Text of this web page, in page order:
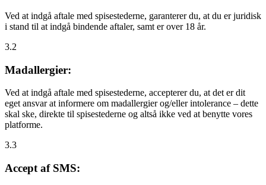
Ved at indgå aftale med spisestederne, garanterer du, at du er juridisk
i stand til at indgå bindende aftaler, samt er over 18 år.
3.2
Madallergier:
Ved at indgå aftale med spisestederne, accepterer du, at det er dit
eget ansvar at informere om madallergier og/eller intolerance – dette
skal ske, direkte til spisestederne og altså ikke ved at benytte vores
platforme.
3.3
Accept af SMS: